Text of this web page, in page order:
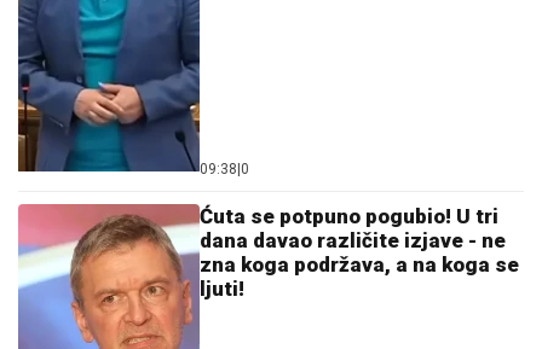
ŠOKANTNE
sponzora?
EVO KAKO SE BRANI VOZAČ
KAMIONA KOJI JE POKOSIO PUTARE
u pešake na putu, pa završio kod
metalne ograde
by Aklamator